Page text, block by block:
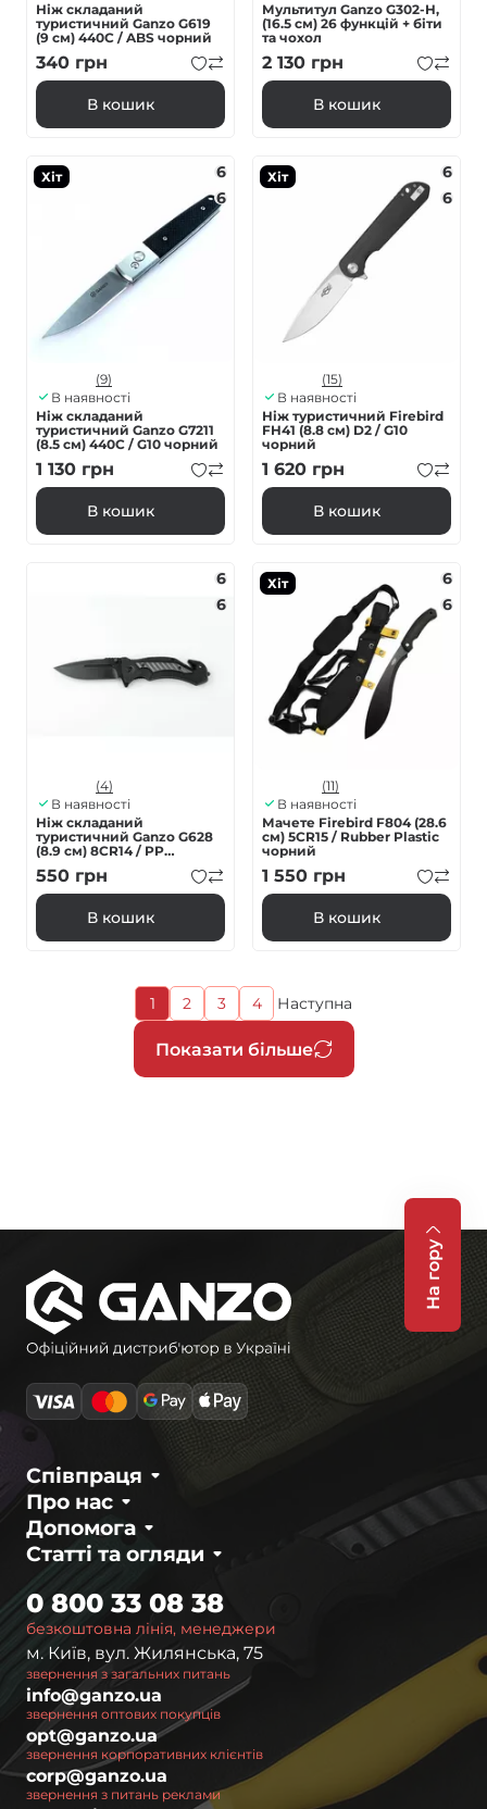
Ніж складаний
туристичний Ganzo G619
(9 см) 440C / ABS чорний
340 грн
В кошик
Мультитул Ganzo G302-H,
(16.5 см) 26 функцій + біти
та чохол
2 130 грн
В кошик
Хіт
6
6
(9)
В наявності
Ніж складаний
туристичний Ganzo G7211
(8.5 см) 440C / G10 чорний
1 130 грн
В кошик
Хіт
6
6
(15)
В наявності
Ніж туристичний Firebird
FH41 (8.8 см) D2 / G10
чорний
1 620 грн
В кошик
6
6
(4)
В наявності
Ніж складаний
туристичний Ganzo G628
(8.9 см) 8CR14 / PP
алюміній сірий
550 грн
В кошик
Хіт
6
6
(11)
В наявності
Мачете Firebird F804 (28.6
см) 5CR15 / Rubber Plastic
чорний
1 550 грн
В кошик
Розбивка
на
сторінки
Показати більше
Поточна
сторінка
1
Page
2
Page
3
Page
4
Наступна
сторінка
Наступна
На гору
Про нас
Співпраця
Статті та огляди
Допомога
безкоштовна лінія, менеджери
0 800 33 08 38
м. Київ, вул. Жилянська, 75
звернення з загальних питань
info@ganzo.ua
звернення оптових покупців
opt@ganzo.ua
звернення корпоративних клієнтів
corp@ganzo.ua
звернення з питань реклами